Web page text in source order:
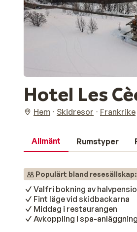
Hotel Les
Hem Skidresor Frankrike
Allmänt Rumstyper
Populärt bland
Valfri bokning av
Fint läge vid skidbackarna
Middag i restaurangen
Avkoppling i spa-